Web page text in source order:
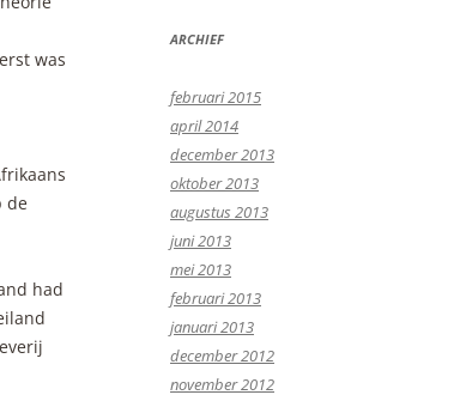
was
de
had
ARCHIEF
februari 2015
april 2014
december 2013
oktober 2013
augustus 2013
juni 2013
mei 2013
februari 2013
januari 2013
december 2012
november 2012